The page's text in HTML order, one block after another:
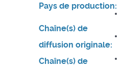
Pays de production:
Chaîne(s) de
diffusion originale:
Chaîne(s) de